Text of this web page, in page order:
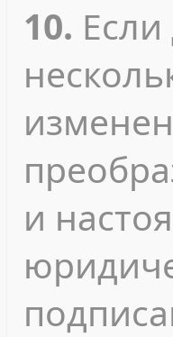
10.
и